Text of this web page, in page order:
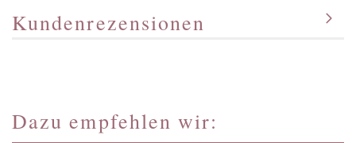
Kundenrezensionen
Dazu empfehlen wir: